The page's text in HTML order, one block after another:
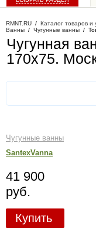
RMNT.RU / Каталог товаров и
Ванны / Чугунные ванны /
Чугунная
170x75.
Чугунные ванны
SantexVanna
41 900
руб.
Купить